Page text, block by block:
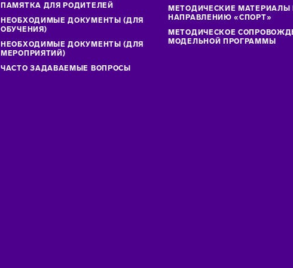
ПАМЯТКА ДЛЯ РОДИТЕЛЕЙ
НЕОБХОДИМЫЕ ДОКУМЕНТЫ (ДЛЯ
ОБУЧЕНИЯ)
НЕОБХОДИМЫЕ ДОКУМЕНТЫ (ДЛЯ
МЕРОПРИЯТИЙ)
ЧАСТО ЗАДАВАЕМЫЕ ВОПРОСЫ
МЕТОДИЧЕСКИЕ МАТЕРИАЛЫ
НАПРАВЛЕНИЮ «СПОРТ»
МЕТОДИЧЕСКОЕ
МОДЕЛЬНОЙ ПРОГРАММЫ